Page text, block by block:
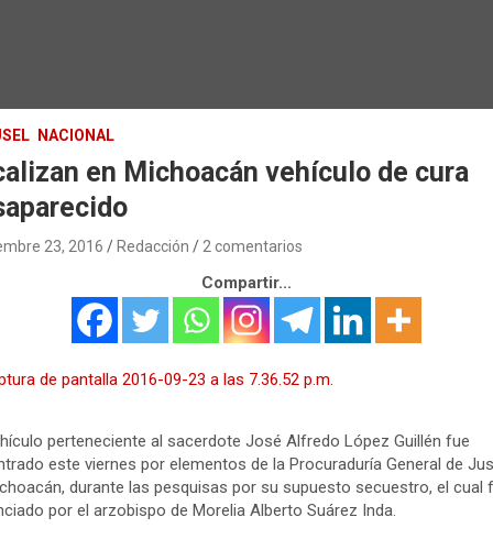
NACIONAL
en Michoacán vehículo de cura
23, 2016 Redacción 2 comentarios
Compartir...
perteneciente al sacerdote José Alfredo López Guillén fue
este viernes por elementos de la Procuraduría General de
durante las pesquisas por su supuesto secuestro, el cual
por el arzobispo de Morelia Alberto Suárez Inda.